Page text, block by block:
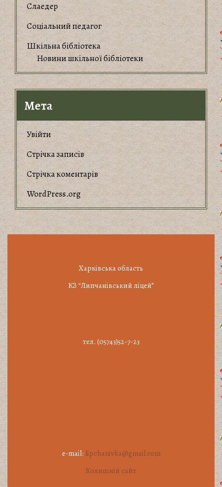
Слаедер
Соціальний педагог
Шкільна бібліотека
Новини шкільної бібліотеки
Мета
Увійти
Стрічка записів
Стрічка коментарів
WordPress.org
Харківська область
КЗ “Липчанівський ліцей”
тел. (05743)52-7-23
e-mail: lipchanivka@gmail.com
Колишній сайт